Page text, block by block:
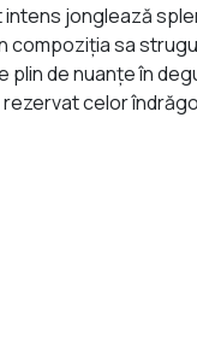
jonglează
sa
de nuanțe în
celor